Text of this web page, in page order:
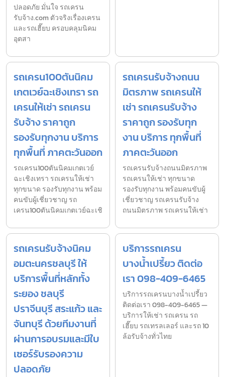
ปลอดภัย มั่นใจ รถเครน
รับจ้าง.com ตัวจริงเรื่องเครน
และรถเฮี๊ยบ ครอบคลุมนิคม
อุตสา
รถเครน100ตันนิคม
เกตเวย์ฉะเชิงเทรา รถ
เครนให้เช่า รถเครน
รับจ้าง ราคาถูก
รองรับทุกงาน บริการ
ทุกพื้นที่ ภาคตะวันออก
รถเครน100ตันนิคมเกตเวย์
ฉะเชิงเทรา รถเครนให้เช่า
ทุกขนาด รองรับทุกงาน พร้อม
คนขับผู้เชี่ยวชาญ รถ
เครน100ตันนิคมเกตเวย์ฉะเชิ
รถเครนรับจ้างถนน
มิตรภาพ รถเครนให้
เช่า รถเครนรับจ้าง
ราคาถูก รองรับทุก
งาน บริการ ทุกพื้นที่
ภาคตะวันออก
รถเครนรับจ้างถนนมิตรภาพ
รถเครนให้เช่า ทุกขนาด
รองรับทุกงาน พร้อมคนขับผู้
เชี่ยวชาญ รถเครนรับจ้าง
ถนนมิตรภาพ รถเครนให้เช่า
รถเครนรับจ้างนิคม
อมตะนครชลบุรี ให้
บริการพื้นที่หลักทั้ง
ระยอง ชลบุรี
ปราจีนบุรี สระแก้ว และ
จันทบุรี ด้วยทีมงานที่
ผ่านการอบรมและมีใบ
เซอร์รับรองความ
ปลอดภัย
บริการรถเครน
บางน้ำเปรี้ยว ติดต่อ
เรา 098-409-6465
บริการรถเครนบางน้ำเปรี้ยว
ติดต่อเรา 098-409-6465 —
บริการให้เช่า รถเครน รถ
เฮี๊ยบ รถเทรลเลอร์ และรถ 10
ล้อรับจ้างทั่วไทย